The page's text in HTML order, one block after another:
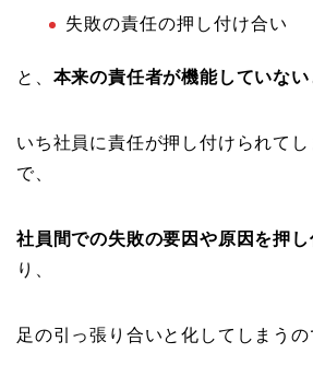
失敗の責任の押し付け合い
と、 本来の責任者が機能していない
いち社員に責任が押し付けられて
で、
社員間での失敗の要因や原因を押し
り、
足の引っ張り合いと化してしまうの